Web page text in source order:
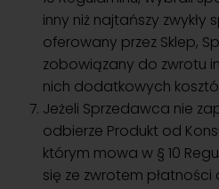
inny niż najtańszy
oferowany przez Sklep,
zobowiązany do zwrotu
nich dodatkowych
Jeżeli Sprzedawca nie
odbierze Produkt od
którym mowa w § 10
się ze zwrotem